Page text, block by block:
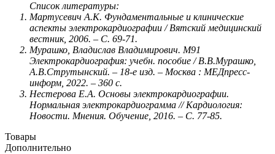
Список литературы:
Мартусевич А.К. Фундаментальные и клинические
аспекты электрокардиографии / Вятский медицинский
вестник, 2006. – С. 69-71.
Мурашко, Владислав Владимирович. М91
Электрокардиография: учебн. пособие / В.В.Мурашко,
А.В.Струтынский. – 18-е изд. – Москва : МЕДпреcс-
информ, 2022. – 360 с.
Нестерова Е.А. Основы электрокардиографии.
Нормальная электрокардиограмма // Кардиология:
Новости. Мнения. Обучение, 2016. – С. 77-85.
Товары
Дополнительно